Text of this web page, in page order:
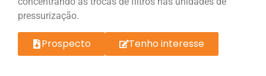
pressurização.
Prospecto Tenho interesse